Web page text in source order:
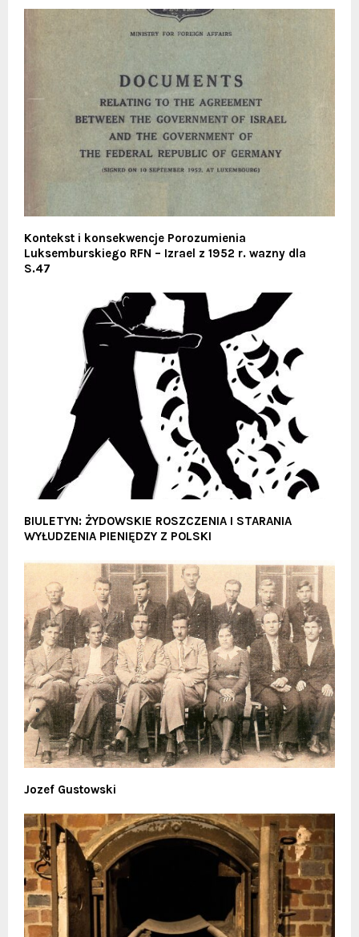
Kontekst i konsekwencje Porozumienia
Luksemburskiego RFN – Izrael z 1952 r. wazny dla
S.47
BIULETYN: ŻYDOWSKIE ROSZCZENIA I STARANIA
WYŁUDZENIA PIENIĘDZY Z POLSKI
Jozef Gustowski